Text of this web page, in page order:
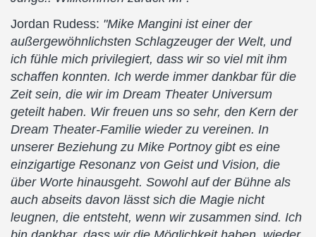
Jordan Rudess: "Mike Mangini ist einer der
außergewöhnlichsten Schlagzeuger der Welt, und
ich fühle mich privilegiert, dass wir so viel mit ihm
schaffen konnten. Ich werde immer dankbar für die
Zeit sein, die wir im Dream Theater Universum
geteilt haben. Wir freuen uns so sehr, den Kern der
Dream Theater-Familie wieder zu vereinen. In
unserer Beziehung zu Mike Portnoy gibt es eine
einzigartige Resonanz von Geist und Vision, die
über Worte hinausgeht. Sowohl auf der Bühne als
auch abseits davon lässt sich die Magie nicht
leugnen, die entsteht, wenn wir zusammen sind. Ich